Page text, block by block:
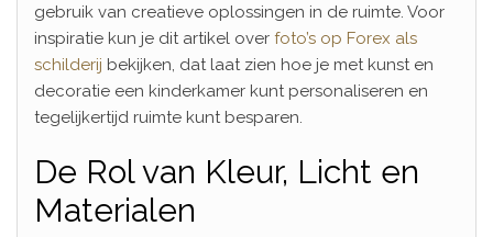
gebruik van creatieve oplossingen in de ruimte. Voor
inspiratie kun je dit artikel over foto’s op Forex als
schilderij bekijken, dat laat zien hoe je met kunst en
decoratie een kinderkamer kunt personaliseren en
tegelijkertijd ruimte kunt besparen.
De Rol van Kleur, Licht en
Materialen